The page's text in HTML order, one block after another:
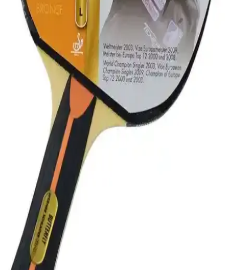
Xushaofa 3 Yıl<dı>z 40+ ITTF onaylı masa tenisi topları, dayanıklı
ve yüksek performanslı yapısıyla resmi maçlar ve antrenmanlar için
ideal, 6'lı paketle uzun süre kullanım sağlar.
Kbs Ittf Onaylı 6'lı Masa Tenisi Maç Topu
Performans ve Güvenilirlik Sağlar
Uluslararası standartlara uygun Kbs Ittf onaylı masa tenisi topları,
dayanıklı malzeme ve yüksek performansıyla resmi müsabakalar ve
antrenmanlar için ideal, hafif ve yüksek görünürlük sağlar.
Stiga Cup 6'lı Masa Tenisi Pinpon Topu Beyaz,
Dayanıklı ve Uzun Ömürlü Oyun Seti
Stiga Cup 6'lı masa tenisi topları, dayanıklılığı ve estetiğiyle öne
çıkar. ABS malzeme ve uzun ömürlü yapısıyla, eğlence ve eğitim
amaçlı kullanım için ideal, uygun fiyatlı ve güvenilir bir seçenek.
Delta Çantalı 100 Adet Turuncu Masa Tenisi Topu
İncelemesi ve Özellikleri
Delta markasının 100 adet turuncu masa tenisi topu, uygun fiyatlı ve
taşıma kolaylığı sağlayan askı çantasıyla başlangıç ve eğlence amaçlı
kullanım için ideal, ancak dayanıklılık sınırlı.
Butterfly Werner Schlager Altın P.P. Masa Tenisi
Raketi İncelemesi ve Performans Özellikleri